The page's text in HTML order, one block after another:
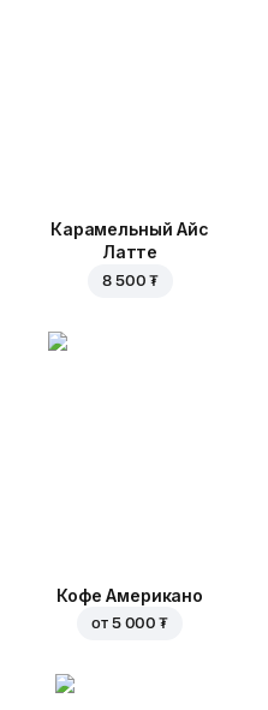
Карамельный Айс
Латте
8 500 ₮
Кофе Американо
от 5 000 ₮